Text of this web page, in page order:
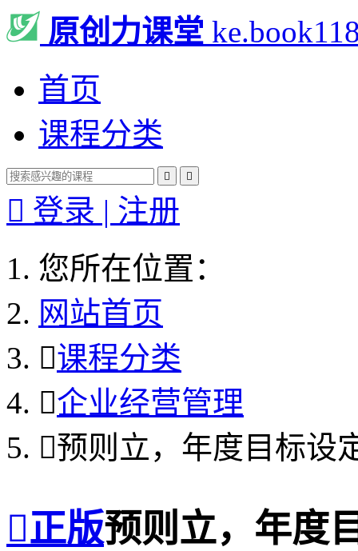
原创力课堂
首页
课程分类
 
 登录 | 注册
您所在位置：
网站首页
课程分类
企业经营管理
预则立，年度目标设
正版预则立，年度